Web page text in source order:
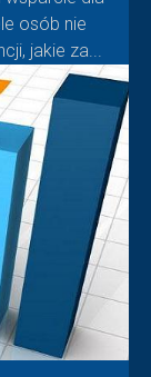
osób nie
jakie za...